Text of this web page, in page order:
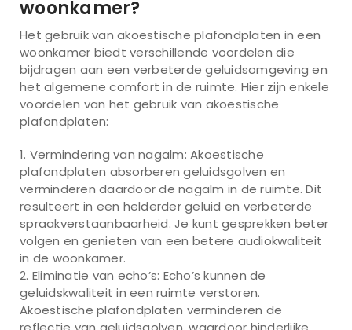
woonkamer?
Het gebruik van akoestische plafondplaten in een
woonkamer biedt verschillende voordelen die
bijdragen aan een verbeterde geluidsomgeving en
het algemene comfort in de ruimte. Hier zijn enkele
voordelen van het gebruik van akoestische
plafondplaten:
Vermindering van nagalm: Akoestische
plafondplaten absorberen geluidsgolven en
verminderen daardoor de nagalm in de ruimte. Dit
resulteert in een helderder geluid en verbeterde
spraakverstaanbaarheid. Je kunt gesprekken beter
volgen en genieten van een betere audiokwaliteit
in de woonkamer.
Eliminatie van echo’s: Echo’s kunnen de
geluidskwaliteit in een ruimte verstoren.
Akoestische plafondplaten verminderen de